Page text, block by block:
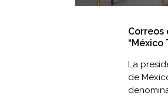
La
de